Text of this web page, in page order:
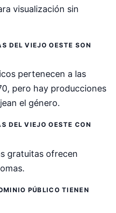
visualización sin
DEL VIEJO OESTE SON
pertenecen a las
pero hay producciones
el género.
DEL VIEJO OESTE CON
gratuitas ofrecen
PÚBLICO TIENEN